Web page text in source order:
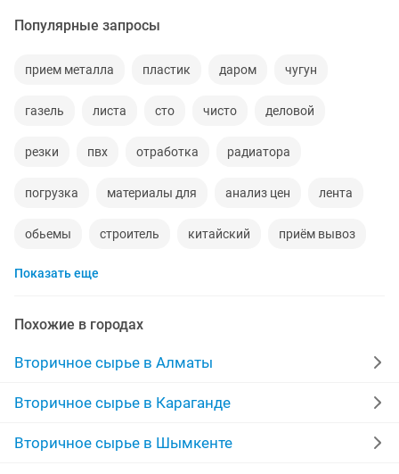
Популярные запросы
прием металла пластик даром чугун
газель листа сто чисто деловой
резки пвх отработка радиатора
погрузка материалы для анализ цен лента
обьемы строитель китайский приём вывоз
бумаги офисные
5 тонн шерсть овечья долгосрочный
заработать строительное материалы
прием макулатуры книги весы
Показать еще
Похожие в городах
Вторичное сырье в Алматы
Вторичное сырье в Караганде
Вторичное сырье в Шымкенте